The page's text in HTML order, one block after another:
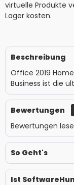
virtuelle Produkte
Lager kosten.
Beschreibung
Office 2019
Business ist die
Bewertungen
Bewertungen
So Geht's
Ist